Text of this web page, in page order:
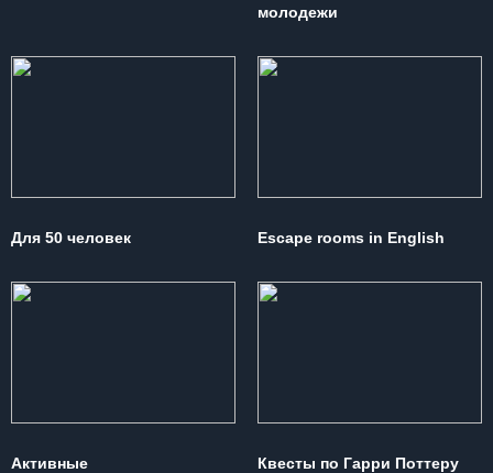
молодежи
Для 50 человек Escape rooms in English
Активные Квесты по Гарри Поттеру